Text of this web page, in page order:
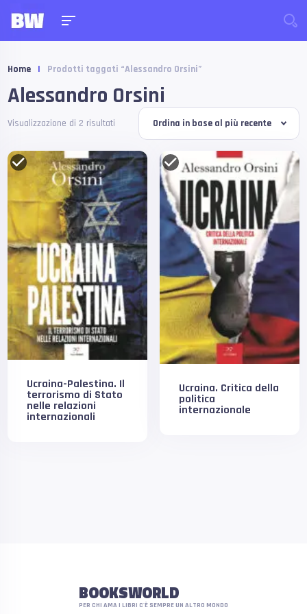
Home | Prodotti taggati “Alessandro Orsini”
Alessandro Orsini
Visualizzazione di 2 risultati
Ucraina-Palestina. Il
terrorismo di Stato
nelle relazioni
internazionali
Ucraina. Critica della
politica
internazionale
BOOKSWORLD
PER CHI AMA I LIBRI C'È SEMPRE UN ALTRO MONDO